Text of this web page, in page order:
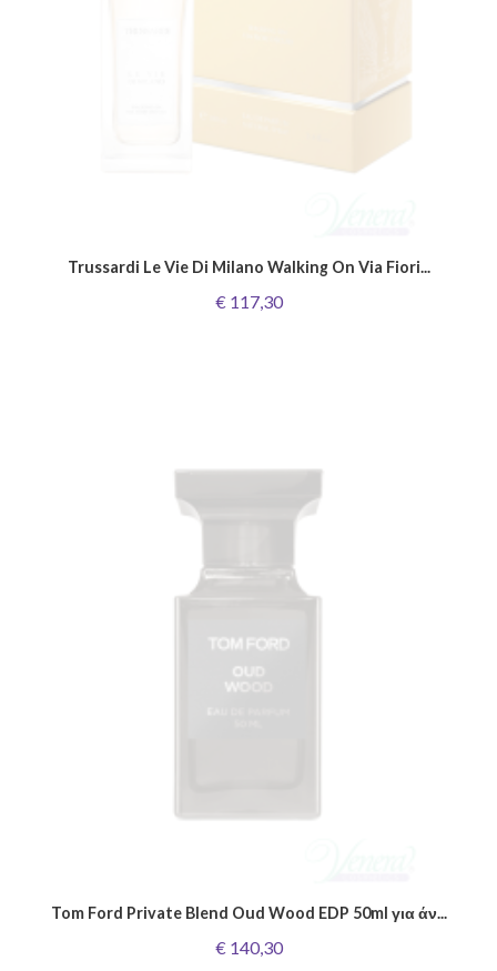
Trussardi Le Vie Di Milano Walking On Via Fiori...
€ 117,30
Tom Ford Private Blend Oud Wood EDP 50ml για άν...
€ 140,30